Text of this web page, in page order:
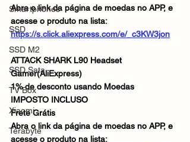
Smartphones
SSD
SSD M2
SSD Sata
TV Box
Xiaomi
Terabyte
Abra o link da página de moedas no APP, e
acesse o produto na lista:
https://s.click.aliexpress.com/e/_c3KW3jon
ATTACK SHARK L90 Headset
Gamer(AliExpress)
1% de desconto usando Moedas
IMPOSTO INCLUSO
Frete Grátis
Abra o link da página de moedas no APP, e
acesse o produto na lista: